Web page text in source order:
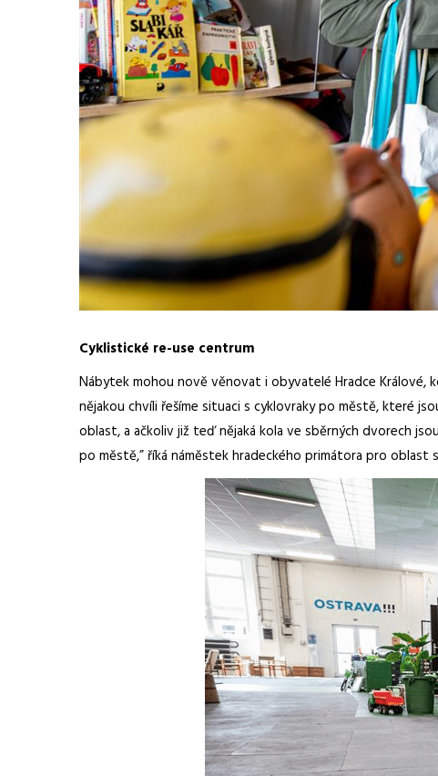
Cyklistické re-use centrum
Nábytek mohou nově věnovat i obyvatelé Hradce Králové,
nějakou chvíli řešíme situaci s cyklovraky po městě, které
oblast, a ačkoliv již teď nějaká kola ve sběrných dvorech
po městě,” říká náměstek hradeckého primátora pro oblast